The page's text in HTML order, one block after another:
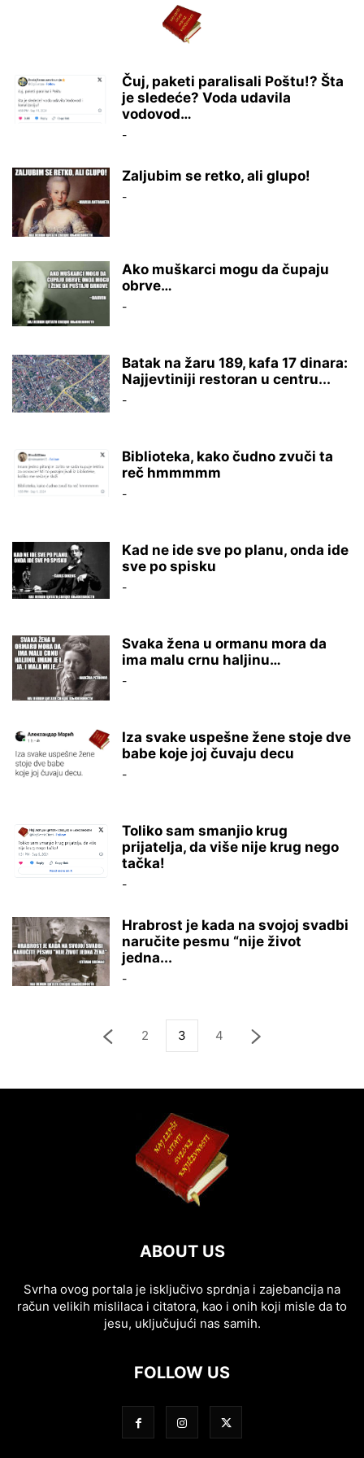
Čuj, paketi paralisali Poštu!? Šta
je sledeće? Voda udavila
vodovod…
-
Zaljubim se retko, ali glupo!
-
Ako muškarci mogu da čupaju
obrve…
-
Batak na žaru 189, kafa 17 dinara:
Najjevtiniji restoran u centru...
-
Biblioteka, kako čudno zvuči ta
reč hmmmmm
-
Kad ne ide sve po planu, onda ide
sve po spisku
-
Svaka žena u ormanu mora da
ima malu crnu haljinu…
-
Iza svake uspešne žene stoje dve
babe koje joj čuvaju decu
-
Toliko sam smanjio krug
prijatelja, da više nije krug nego
tačka!
-
Hrabrost je kada na svojoj svadbi
naručite pesmu “nije život
jedna...
-
2 3 4
ABOUT US
Svrha ovog portala je isključivo sprdnja i zajebancija na
račun velikih mislilaca i citatora, kao i onih koji misle da to
jesu, uključujući nas samih.
FOLLOW US